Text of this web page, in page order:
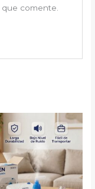
comente.